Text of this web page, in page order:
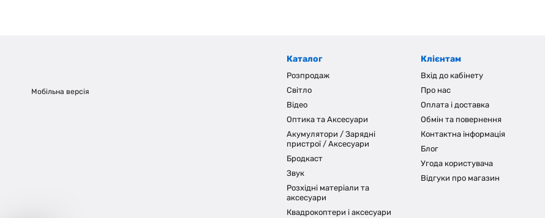
Мобільна версія
Каталог
Розпродаж
Світло
Відео
Оптика та Аксесуари
Акумулятори / Зарядні
пристрої / Аксесуари
Бродкаст
Звук
Розхідні матеріали та
аксесуари
Квадрокоптери і аксесуари
Клієнтам
Вхід до кабінету
Про нас
Оплата і доставка
Обмін та повернення
Контактна інформація
Блог
Угода користувача
Відгуки про магазин